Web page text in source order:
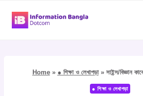
Home» ● শিক্ষা ও লেখাপড়া» সাইন্স/বিজ্ঞান
● শিক্ষা ও লেখাপড়া